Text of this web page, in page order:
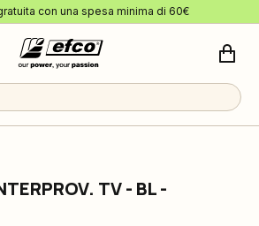
con una spesa minima di 60€
TV - BL -